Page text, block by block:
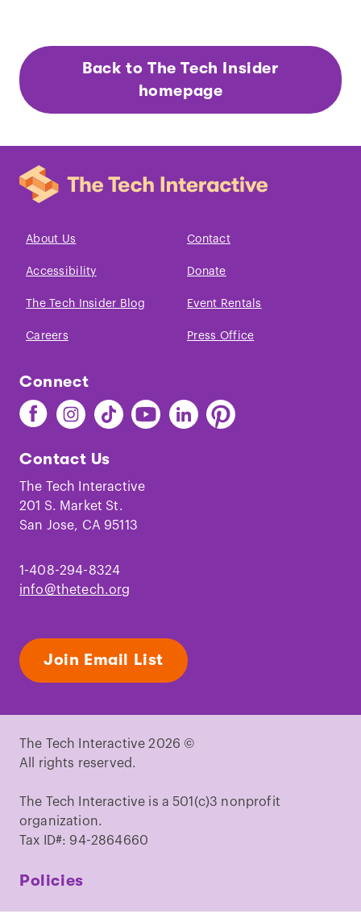
Back to The Tech Insider
homepage
About Us Contact
Accessibility Donate
The Tech Insider Blog Event Rentals
Careers Press Office
Connect
Find
The
on
Facebook
Find
The
on
Instagram
Find
The
on
TikTok
Find
The
Youtube
Find
The
Find
The
Contact Us
The Tech Interactive
201 S. Market St.
San Jose, CA 95113
1-408-294-8324
info@thetech.org
Join Email List
The Tech Interactive 2026 ©
All rights reserved.
The Tech Interactive is a 501(c)3 nonprofit
organization.
Tax ID#: 94-2864660
Policies